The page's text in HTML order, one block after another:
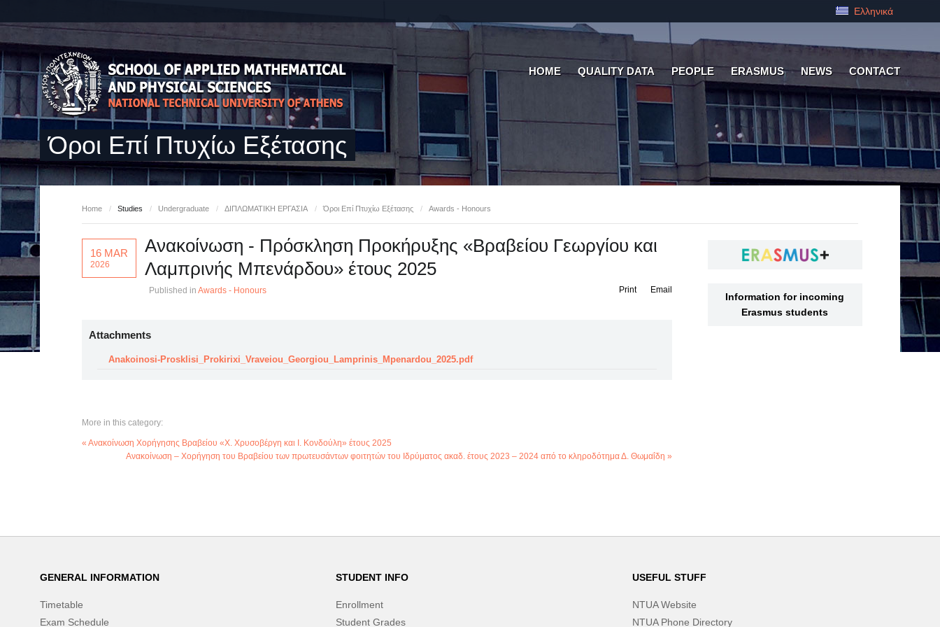
Ελληνικά
HOME QUALITY DATA PEOPLE ERASMUS NEWS CONTACT
Όροι Επί Πτυχίω Εξέτασης
Home / Studies / Undergraduate / ΔΙΠΛΩΜΑΤΙΚΗ ΕΡΓΑΣΙΑ / Όροι Επί Πτυχίω Εξέτασης / Awards - Honours
16 MAR
2026
Ανακοίνωση - Πρόσκληση Προκήρυξης «Βραβείου Γεωργίου και
Λαμπρινής Μπενάρδου» έτους 2025
Published in Awards - Honours Email
Print
Attachments
Anakoinosi-Prosklisi_Prokirixi_Vraveiou_Georgiou_Lamprinis_Mpenardou_2025.pdf
More in this category:
« Ανακοίνωση Χορήγησης Βραβείου «Χ. Χρυσοβέργη και Ι. Κονδούλη» έτους 2025
Ανακοίνωση – Χορήγηση του Βραβείου των πρωτευσάντων φοιτητών του Ιδρύματος ακαδ. έτους 2023 – 2024 από το κληροδότημα Δ. Θωμαΐδη »
Information for incoming
Erasmus students
GENERAL INFORMATION
Timetable
Exam Schedule
STUDENT INFO
Enrollment
Student Grades
USEFUL STUFF
NTUA Website
NTUA Phone Directory